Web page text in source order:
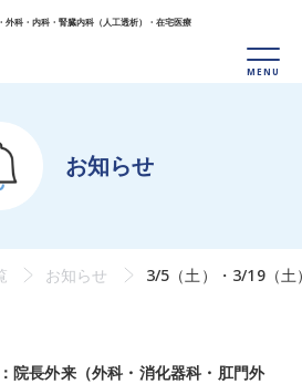
外科・ 内科・腎臓内科（人工透析）・在宅医療
お知らせ
お知らせ 3/5（土）・3/19（土
院長外来（外科・消化器科・肛門外